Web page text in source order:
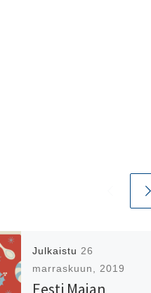
Julkaistu 26
marraskuun, 2019
Eesti Majan